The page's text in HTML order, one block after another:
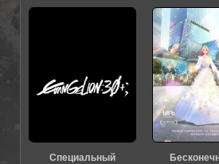
Специальный